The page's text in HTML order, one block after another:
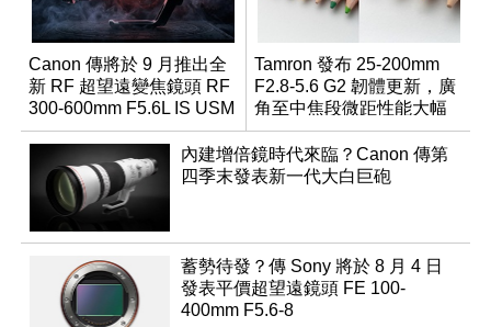
Canon 傳將於 9 月推出全
新 RF 超望遠變焦鏡頭 RF
300-600mm F5.6L IS USM
Tamron 發布 25-200mm
F2.8-5.6 G2 韌體更新，廣
角至中焦段微距性能大幅
升級
內建增倍鏡時代來臨？Canon 傳第
四季末發表新一代大白巨砲
蓄勢待發？傳 Sony 將於 8 月 4 日
發表平價超望遠鏡頭 FE 100-
400mm F5.6-8